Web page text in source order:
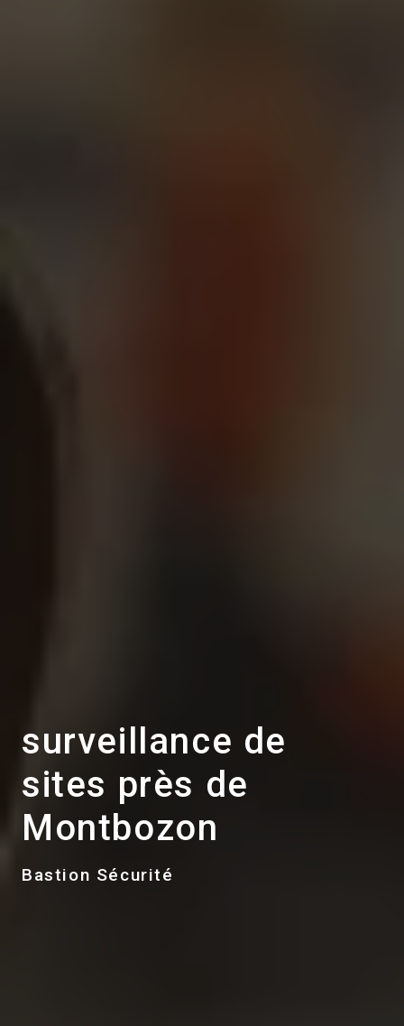
surveillance de
sites près de
Montbozon
Bastion Sécurité